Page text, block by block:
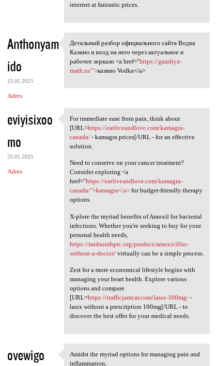
internet at fantastic prices.
Anthonyam
ido
25.01.2025
Adres
Детальный разбор официального
Детальный разбор официального сайта Водка
Казино и вход на него через актуальное и
рабочее зеркало <a href="https://gaudiya-
math.ru/">казино Vodka</a>
eviyisixoo
mo
25.01.2025
Adres
For immediate ease from pain,
For immediate ease from pain, think about
[URL=https://eatliveandlove.com/kamagra-
canada/- kamagra prices[/URL - for an effective
solution.
Need to conserve on your cancer treatment?
Consider exploring <a
href="https://eatliveandlove.com/kamagra-
canada/">kamagra</a>for budget-friendly therapy
options.
X-plore the myriad benefits of Amoxil for bacterial
infections. Whether you're seeking to buy for your
personal health needs,
https://midsouthprc.org/product/amoxicillin-
without-a-doctor/virtually can be a simple process.
Zest for a more economical lifestyle begins with
managing your heart health. Explore various
options and compare
[URL=https://trafficjamcar.com/lasix-100mg/-
lasix without a prescription 100mg[/URL - to
discover the best offer for your medical needs.
ovewigo Amidst the myriad options for
Amidst the myriad options for managing pain and
inflammation,